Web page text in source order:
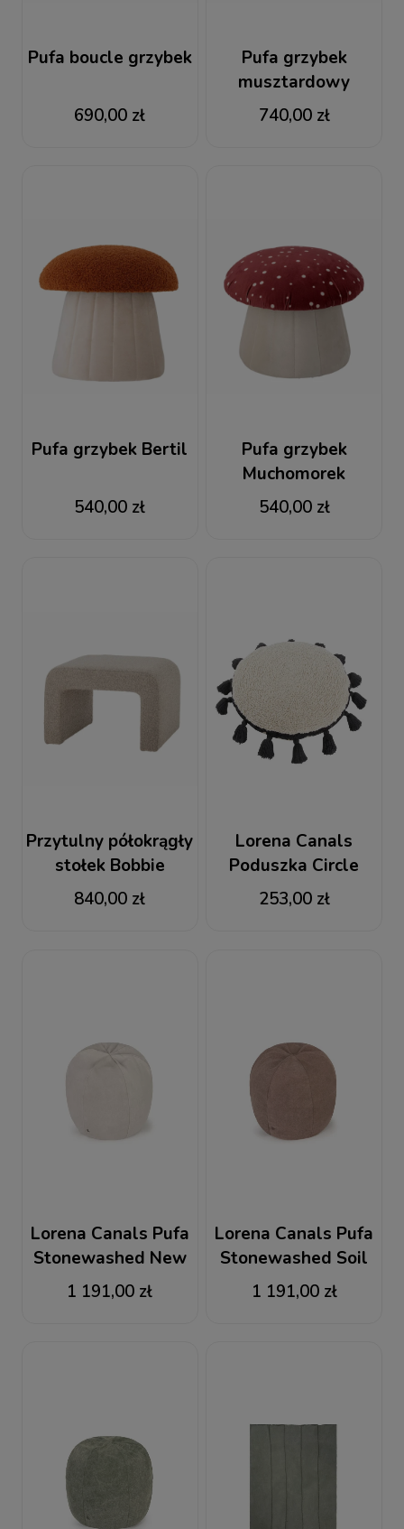
Pufa boucle grzybek
690,00 zł
Pufa grzybek
musztardowy
aksamit
740,00 zł
Pufa grzybek Bertil
540,00 zł
Pufa grzybek
Muchomorek
540,00 zł
Przytulny półokrągły
stołek Bobbie
840,00 zł
Lorena Canals
Poduszka Circle
Black
253,00 zł
Lorena Canals Pufa
Stonewashed New
Grey
1 191,00 zł
Lorena Canals Pufa
Stonewashed Soil
Brown
1 191,00 zł